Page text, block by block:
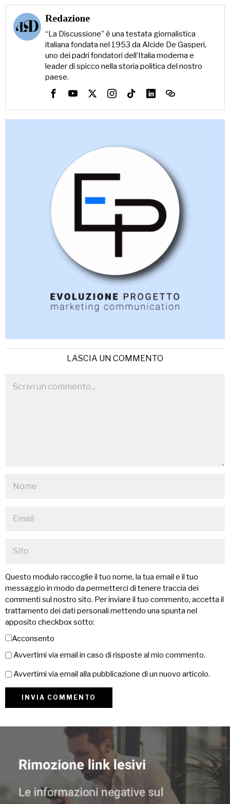
Redazione
“La Discussione” è una testata giornalistica
italiana fondata nel 1953 da Alcide De Gasperi,
uno dei padri fondatori dell’Italia moderna e
leader di spicco nella storia politica del nostro
paese.
LASCIA UN COMMENTO
Questo modulo raccoglie il tuo nome, la tua email e il tuo
messaggio in modo da permetterci di tenere traccia dei
commenti sul nostro sito. Per inviare il tuo commento, accetta il
trattamento dei dati personali mettendo una spunta nel
apposito checkbox sotto:
Acconsento
Avvertimi via email in caso di risposte al mio commento.
Avvertimi via email alla pubblicazione di un nuovo articolo.